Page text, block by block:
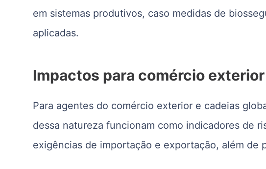
em sistemas produtivos, caso medidas de
aplicadas.
Impactos para comércio
Para agentes do comércio exterior e cadeias
dessa natureza funcionam como indicadores de
exigências de importação e exportação, além de